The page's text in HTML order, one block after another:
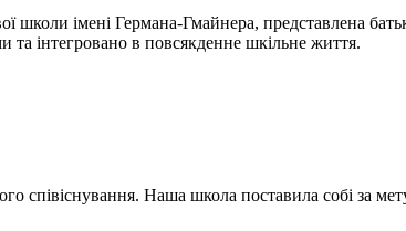
імені Германа-Гмайнера, представлена
та інтегровано в повсякденне шкільне життя.
співіснування. Наша школа поставила собі за